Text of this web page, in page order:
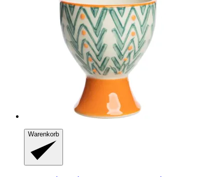
Warenkorb